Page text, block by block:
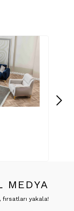
MEDYA
yakala!